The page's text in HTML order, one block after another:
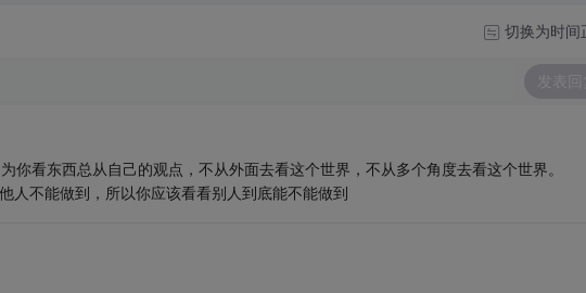
切换为时间
发表回
你看东西总从自己的观点，不从外面去看这个世界，不从多个角度去看这个世界。
人不能做到，所以你应该看看别人到底能不能做到